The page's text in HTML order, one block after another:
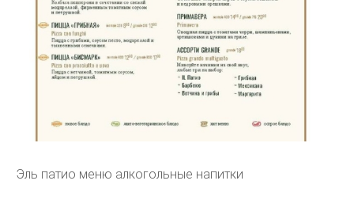
Эль патио меню алкогольные напитки